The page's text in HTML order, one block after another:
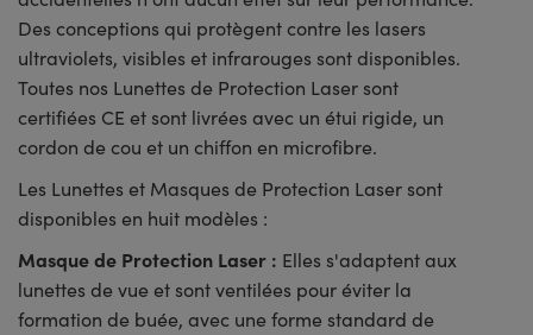
Des conceptions qui protègent contre les lasers
ultraviolets, visibles et infrarouges sont disponibles.
Toutes nos Lunettes de Protection Laser sont
certifiées CE et sont livrées avec un étui rigide, un
cordon de cou et un chiffon en microfibre.
Les Lunettes et Masques de Protection Laser sont
disponibles en huit modèles :
Masque de Protection Laser : Elles s'adaptent aux
lunettes de vue et sont ventilées pour éviter la
formation de buée, avec une forme standard de